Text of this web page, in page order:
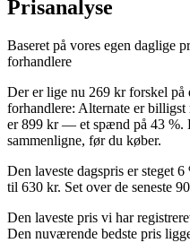
Prisanalyse
Baseret på vores egen daglige
forhandlere
Der er lige nu 269 kr forskel på
forhandlere: Alternate er billigst
er 899 kr — et spænd på 43 %.
sammenligne, før du køber.
Den laveste dagspris er steget
til 630 kr. Set over de seneste
Den laveste pris vi har
Den nuværende bedste pris